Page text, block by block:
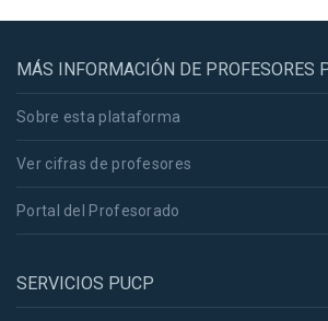
MÁS INFORMACIÓN DE PROFESORES
Sobre esta plataforma
Ver cifras de profesores
Portal del Profesorado
SERVICIOS PUCP